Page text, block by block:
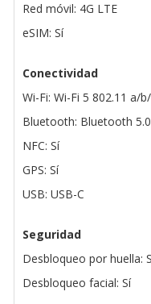
Red móvil: 4G LTE
eSIM: Sí
Conectividad
Wi-Fi: Wi-Fi 5 802.11 a/
Bluetooth: Bluetooth 5.0
NFC: Sí
GPS: Sí
USB: USB-C
Seguridad
Desbloqueo por huella:
Desbloqueo facial: Sí